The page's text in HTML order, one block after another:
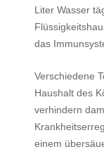
Liter Wasser
das
Verschiedene
Haushalt des
verhindern
einem